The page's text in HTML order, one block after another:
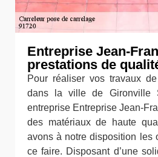
Entreprise Jean-
prestations de
Pour réaliser vos travaux
dans la ville de Gironville
entreprise Entreprise Jean-
des matériaux de haute
avons à notre disposition les
ce faire. Disposant d’une